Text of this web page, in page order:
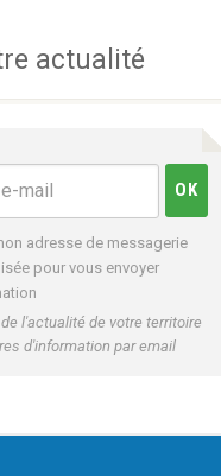
actualité
adresse de messagerie
pour vous envoyer
l'actualité de votre territoire
d'information par email